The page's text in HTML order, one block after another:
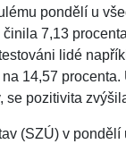
pondělí u
7,13
lidé
14,57
se pozitivita
(SZÚ) v